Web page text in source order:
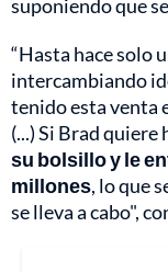
suponiendo que
“Hasta hace solo
intercambiando
tenido esta venta
(...) Si Brad quiere
su bolsillo y le
millones, lo que
se lleva a cabo",